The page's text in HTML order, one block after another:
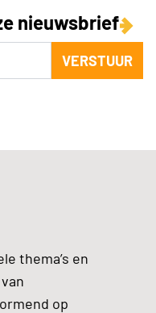
nieuwsbrief
VERSTUUR
thema’s en
op